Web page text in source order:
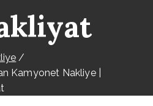
Kamyonet Nakliye |